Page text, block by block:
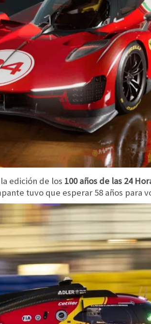
edición de los 100 años de las 24
tuvo que esperar 58 años para